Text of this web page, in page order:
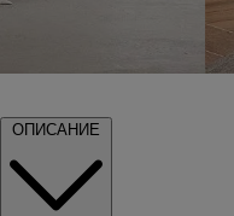
ОПИСАНИЕ